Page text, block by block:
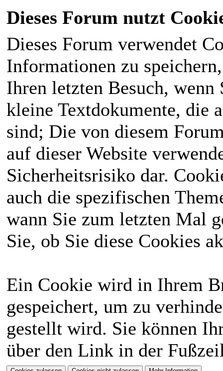
Dieses Forum nutzt
Dieses Forum verwendet
Informationen zu
Ihren letzten Besuch,
kleine Textdokumente, die
sind; Die von diesem
auf dieser Website
Sicherheitsrisiko dar.
auch die spezifischen
wann Sie zum letzten Mal
Sie, ob Sie diese Cookies
Ein Cookie wird in Ihrem
gespeichert, um zu
gestellt wird. Sie können
über den Link in der